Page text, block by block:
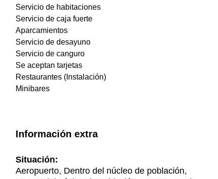
Servicio de habitaciones
Servicio de caja fuerte
Aparcamientos
Servicio de desayuno
Servicio de canguro
Se aceptan tarjetas
Restaurantes (Instalación)
Minibares
Información extra
Situación:
Aeropuerto, Dentro del núcleo de población,